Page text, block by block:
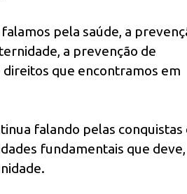
pela saúde, a
a prevenção de
que encontramos em
falando pelas conquistas
fundamentais que deve,